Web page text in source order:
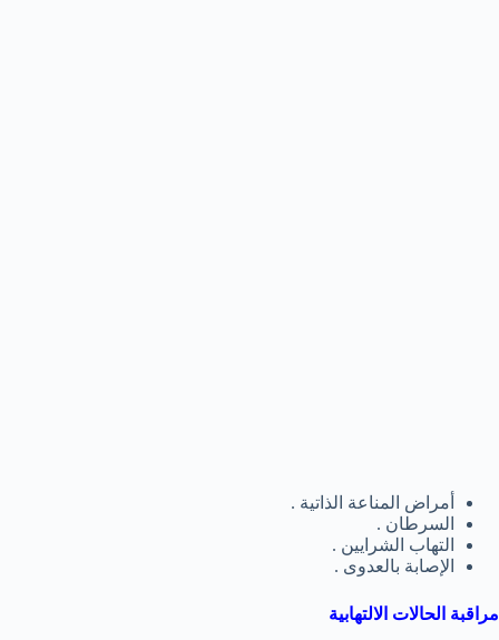
أمراض المناعة الذاتية .
السرطان .
التهاب الشرايين .
الإصابة بالعدوى .
مراقبة الحالات الالتهابية